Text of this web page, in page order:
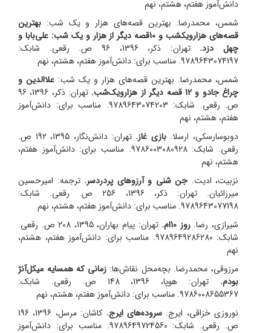
دانش‌آموز هفتم، هشتم، نهم
شمس، محمدرضا. بهترین قصه‌های هزار و یک شب: بهترین
قصه‌های هزار‌و‌یکشب و 10قصه دیگر از هزار و یک شب: علی‌بابا و
چهل دزد.
تهران: ذکر، 1396، 96 ص. رقعی. شابک:
9789643074197. مناسب برای: دانش‌آموز هفتم، هشتم، نهم
شمس، محمدرضا. بهترین قصه‌های هزار و یک شب: علاالدین و
چراغ جادو و 12 قصه دیگر از هزار‌و‌یک‌شب.
تهران: ذکر، 1396، 96
ص. رقعی. شابک: 9789643074203. مناسب برای: دانش‌آموز
هفتم، هشتم، نهم
دوبوسارسکی، ارسلا.بازی غاز.
تهران: دانش‌نگار، 1395، 192 ص.
رقعی. شابک: 9786003080928. مناسب برای: دانش‌آموز هفتم،
هشتم، نهم
نزبیت، ادیت. جن شنی و آرزوهای پردردسر. ترجمه: امیرحسین
میرزائیان. تهران: ذکر، 1396، 256 ص. رقعی. شابک:
9789643077198. مناسب برای: دانش‌آموز هفتم، هشتم، نهم
شیرازی، رضا.روز 10ام.
تهران: پیام بهاران، 1395، 208 ص. رقعی.
شابک: 9789649286280. مناسب برای: دانش‌آموز هفتم، هشتم،
نهم
مرزوقی، محمدرضا. بچه‌محل نقاش‌ها:زمانی که همسایه میکل‌آنژ
بودم.
تهران: هوپا، 1396، 148 ص. رقعی. شابک:
9786008655367. مناسب برای: دانش‌آموز هفتم، هشتم، نهم
نوروزی خزاقی، ایرج.سروده‌های ایرج.
کاشان: مرسل، 1396، 196
ص. رقعی. شابک: 9789649724560. مناسب برای: دانش‌آموز